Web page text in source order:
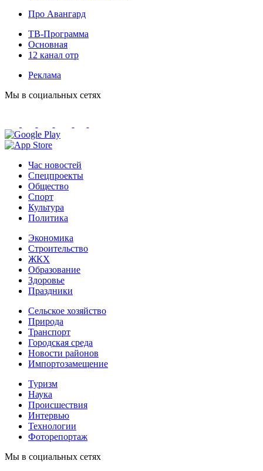
Про Авангард
ТВ-Программа
Основная
12 канал отр
Реклама
Мы в социальных сетях
Час новостей
Спецпроекты
Общество
Спорт
Культура
Политика
Экономика
Строительство
ЖКХ
Образование
Здоровье
Праздники
Сельское хозяйство
Природа
Транспорт
Городская среда
Новости районов
Импортозамещение
Туризм
Наука
Происшествия
Интервью
Технологии
Фоторепортаж
Мы в социальных сетях